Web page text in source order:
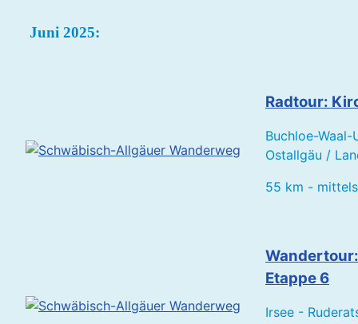
Juni 2025:
Radtour:
Buchloe-
Ostallgäu /
55 km -
Etappe 6
Irsee -